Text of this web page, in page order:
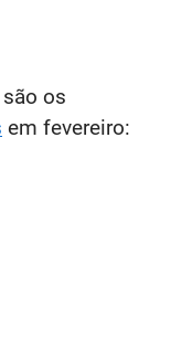
os
em fevereiro: